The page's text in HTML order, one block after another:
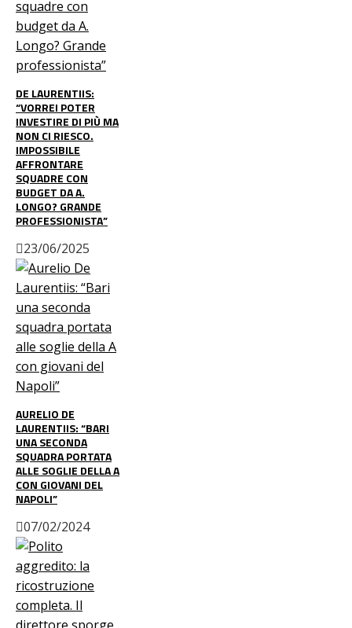
DE LAURENTIIS:
“VORREI POTER
INVESTIRE DI PIÙ MA
NON CI RIESCO.
IMPOSSIBILE
AFFRONTARE
SQUADRE CON
BUDGET DA A.
LONGO? GRANDE
PROFESSIONISTA”
23/06/2025
AURELIO DE
LAURENTIIS: “BARI
UNA SECONDA
SQUADRA PORTATA
ALLE SOGLIE DELLA A
CON GIOVANI DEL
NAPOLI”
07/02/2024